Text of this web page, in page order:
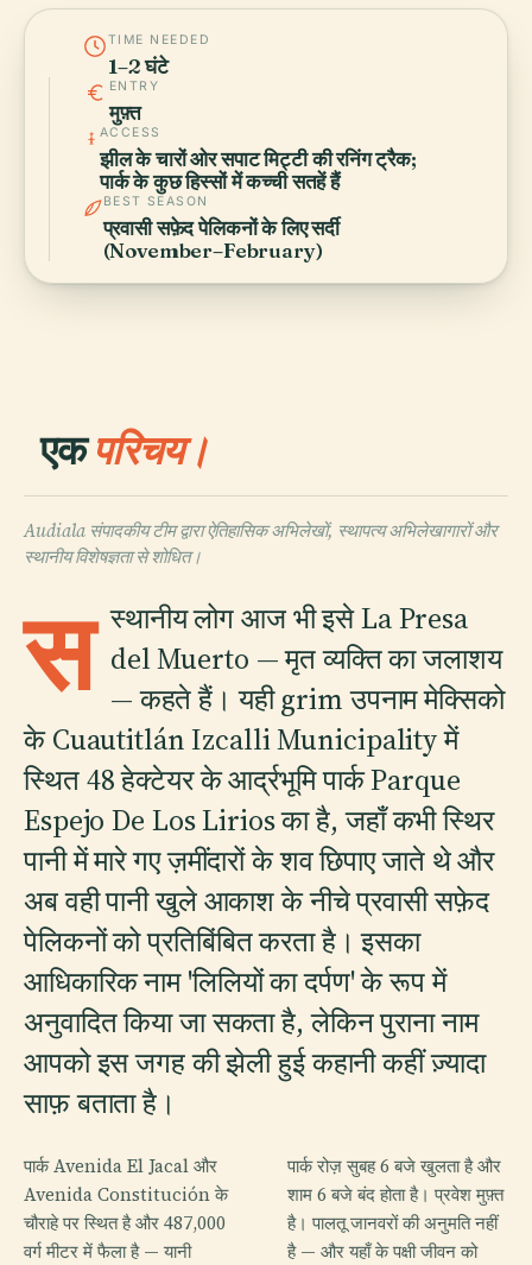
TIME NEEDED
1–2 घंटे
ENTRY
मुफ़्त
ACCESS
झील के चारों ओर सपाट मिट्टी की रनिंग ट्रैक;
पार्क के कुछ हिस्सों में कच्ची सतहें हैं
BEST SEASON
प्रवासी सफ़ेद पेलिकनों के लिए सर्दी
(November–February)
एकपरिचय।
Audiala संपादकीय टीम द्वारा ऐतिहासिक अभिलेखों, स्थापत्य अभिलेखागारों और
स्थानीय विशेषज्ञता से शोधित।
स स्थानीय लोग आज भी इसे La Presa
del Muerto — मृत व्यक्ति का जलाशय
— कहते हैं। यही grim उपनाम मेक्सिको
के Cuautitlán Izcalli Municipality में
स्थित 48 हेक्टेयर के आर्द्रभूमि पार्क Parque
Espejo De Los Lirios का है, जहाँ कभी स्थिर
पानी में मारे गए ज़मींदारों के शव छिपाए जाते थे और
अब वही पानी खुले आकाश के नीचे प्रवासी सफ़ेद
पेलिकनों को प्रतिबिंबित करता है। इसका
आधिकारिक नाम 'लिलियों का दर्पण' के रूप में
अनुवादित किया जा सकता है, लेकिन पुराना नाम
आपको इस जगह की झेली हुई कहानी कहीं ज़्यादा
साफ़ बताता है।
पार्क Avenida El Jacal और
Avenida Constitución के
चौराहे पर स्थित है और 487,000
वर्ग मीटर में फैला है — यानी
पार्क रोज़ सुबह 6 बजे खुलता है और
शाम 6 बजे बंद होता है। प्रवेश मुफ़्त
है। पालतू जानवरों की अनुमति नहीं
है — और यहाँ के पक्षी जीवन को